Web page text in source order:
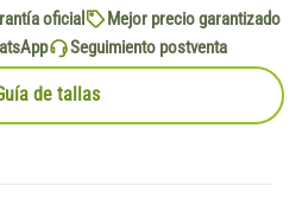
oficial
Mejor precio garantizado
Seguimiento postventa
de tallas